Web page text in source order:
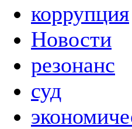
коррупция
Новости
резонанс
суд